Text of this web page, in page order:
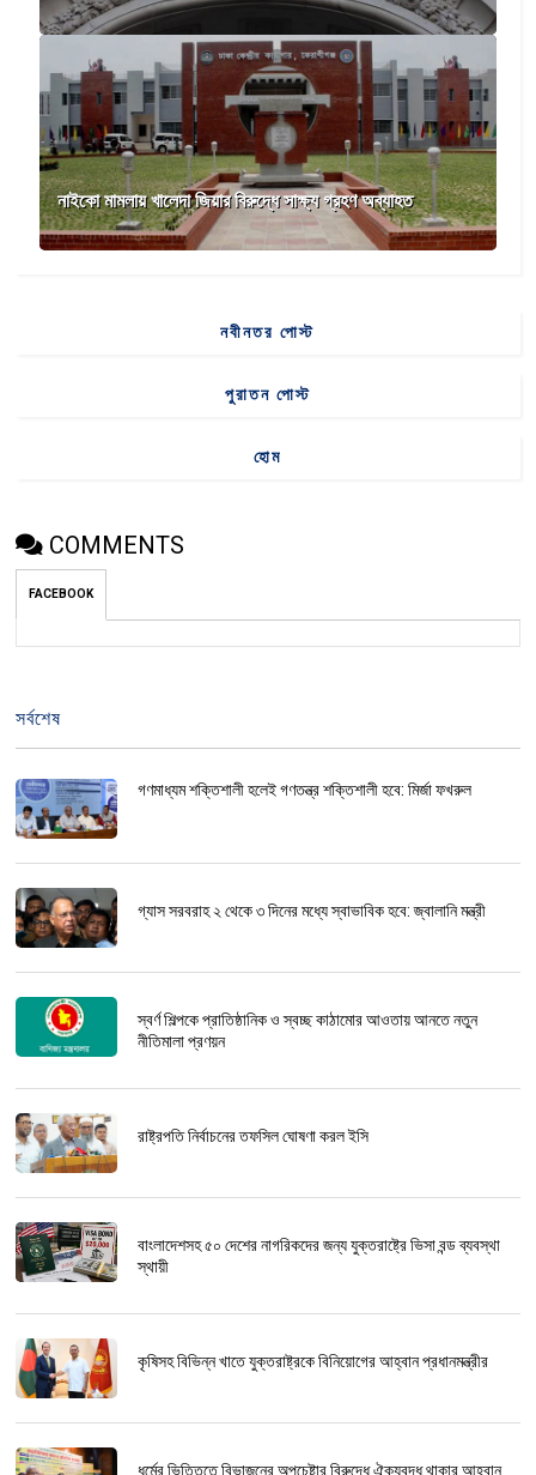
নাইকো মামলায় খালেদা জিয়ার বিরুদ্ধে সাক্ষ্য গ্রহণ অব্যাহত
নবীনতর পোস্ট
পুরাতন পোস্ট
হোম
COMMENTS
FACEBOOK
সর্বশেষ
গণমাধ্যম শক্তিশালী হলেই গণতন্ত্র শক্তিশালী হবে: মির্জা ফখরুল
গ্যাস সরবরাহ ২ থেকে ৩ দিনের মধ্যে স্বাভাবিক হবে: জ্বালানি মন্ত্রী
স্বর্ণ শিল্পকে প্রাতিষ্ঠানিক ও স্বচ্ছ কাঠামোর আওতায় আনতে নতুন
নীতিমালা প্রণয়ন
রাষ্ট্রপতি নির্বাচনের তফসিল ঘোষণা করল ইসি
বাংলাদেশসহ ৫০ দেশের নাগরিকদের জন্য যুক্তরাষ্ট্রে ভিসা বন্ড ব্যবস্থা
স্থায়ী
কৃষিসহ বিভিন্ন খাতে যুক্তরাষ্ট্রকে বিনিয়োগের আহ্বান প্রধানমন্ত্রীর
ধর্মের ভিত্তিতে বিভাজনের অপচেষ্টার বিরুদ্ধে ঐক্যবদ্ধ থাকার আহ্বান